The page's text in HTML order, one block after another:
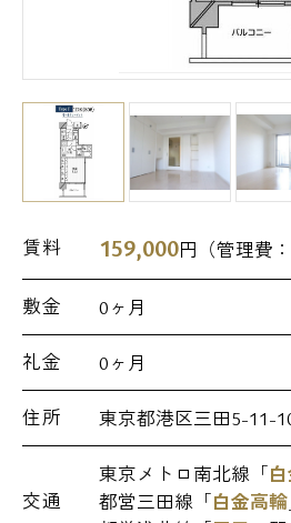
賃料 159,000円（管理費：
敷金 0ヶ月
礼金 0ヶ月
住所 東京都港区三田5-11-
交通
東京メトロ南北線「
都営三田線「白金高輪